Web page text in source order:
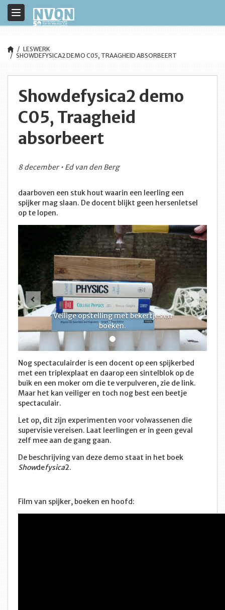
Toggle
navigation
LESWERK
SHOWDEFYSICA2 DEMO C05, TRAAGHEID ABSORBEERT
Showdefysica2 demo
C05, Traagheid
absorbeert
8 december • Ed van den Berg
daarboven een stuk hout waarin een leerling een
spijker mag slaan. De docent blijkt geen hersenletsel
op te lopen.
Veilige opstelling met bekertjes en
boeken.
Vorige
Nog spectaculairder is een docent op een spijkerbed
met een triplexplaat en daarop een sintelblok op de
buik en een moker om die te verpulveren, zie de link.
Maar het kan veiliger en toch nog best een beetje
spectaculair.
Let op, dit zijn experimenten voor volwassenen die
supervisie vereisen. Laat leerlingen er in geen geval
zelf mee aan de gang gaan.
De beschrijving van deze demo staat in het boek
Showdefysica2.
Film van spijker, boeken en hoofd: